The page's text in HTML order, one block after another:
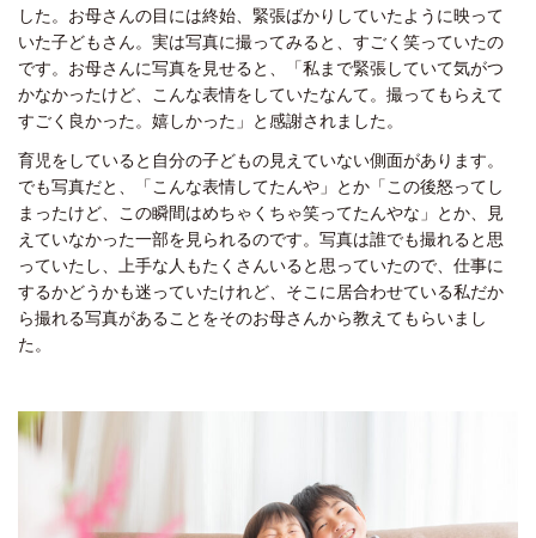
した。お母さんの目には終始、緊張ばかりしていたように映って
いた子どもさん。実は写真に撮ってみると、すごく笑っていたの
です。お母さんに写真を見せると、「私まで緊張していて気がつ
かなかったけど、こんな表情をしていたなんて。撮ってもらえて
すごく良かった。嬉しかった」と感謝されました。
育児をしていると自分の子どもの見えていない側面があります。
でも写真だと、「こんな表情してたんや」とか「この後怒ってし
まったけど、この瞬間はめちゃくちゃ笑ってたんやな」とか、見
えていなかった一部を見られるのです。写真は誰でも撮れると思
っていたし、上手な人もたくさんいると思っていたので、仕事に
するかどうかも迷っていたけれど、そこに居合わせている私だか
ら撮れる写真があることをそのお母さんから教えてもらいまし
た。